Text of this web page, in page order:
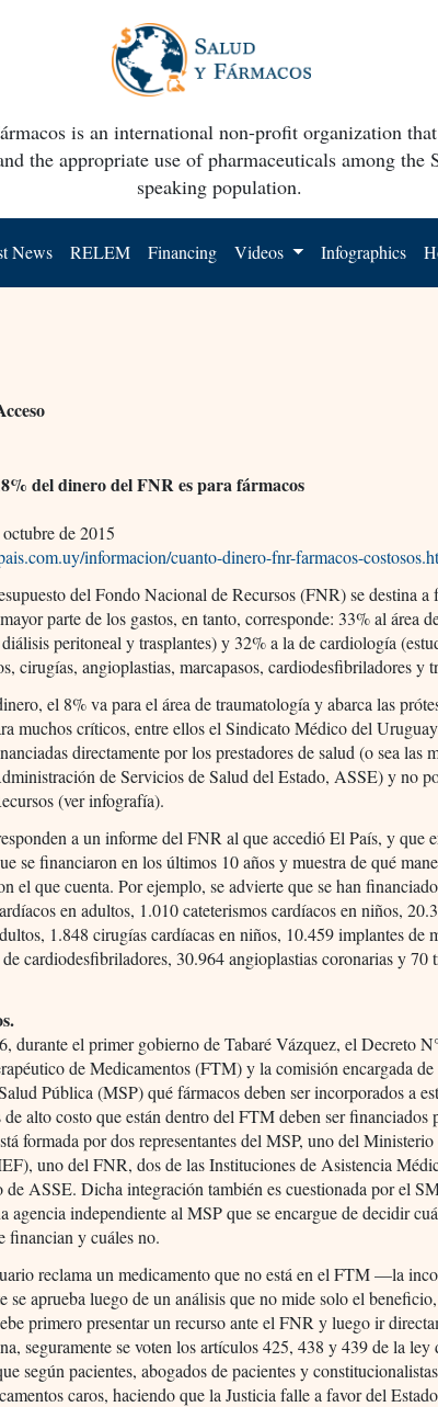
is an international non-profit organization
the appropriate use of pharmaceuticals among the
speaking population.
News RELEM Financing Videos Infographics
del dinero del FNR es para fármacos
octubre de 2015
informacion/cuanto-dinero-fnr-farmacos-
del Fondo Nacional de Recursos (FNR) se destina a
parte de los gastos, en tanto, corresponde: 33% al área
peritoneal y trasplantes) y 32% a la de cardiología
cirugías, angioplastias, marcapasos, cardiodesfibriladores y
el 8% va para el área de traumatología y abarca las
muchos críticos, entre ellos el Sindicato Médico del
directamente por los prestadores de salud (o sea las
de Servicios de Salud del Estado, ASSE) y no
(ver infografía).
a un informe del FNR al que accedió El País, y que
se financiaron en los últimos 10 años y muestra de qué
el que cuenta. Por ejemplo, se advierte que se han
en adultos, 1.010 cateterismos cardíacos en niños,
1.848 cirugías cardíacas en niños, 10.459 implantes de
cardiodesfibriladores, 30.964 angioplastias coronarias y 70
durante el primer gobierno de Tabaré Vázquez, el Decreto
de Medicamentos (FTM) y la comisión encargada de
Pública (MSP) qué fármacos deben ser incorporados a
de alto costo que están dentro del FTM deben ser financiados
formada por dos representantes del MSP, uno del
uno del FNR, dos de las Instituciones de Asistencia
ASSE. Dicha integración también es cuestionada por el
agencia independiente al MSP que se encargue de decidir
financian y cuáles no.
reclama un medicamento que no está en el FTM —la
se aprueba luego de un análisis que no mide solo el
primero presentar un recurso ante el FNR y luego ir
seguramente se voten los artículos 425, 438 y 439 de la ley
según pacientes, abogados de pacientes y
caros, haciendo que la Justicia falle a favor del